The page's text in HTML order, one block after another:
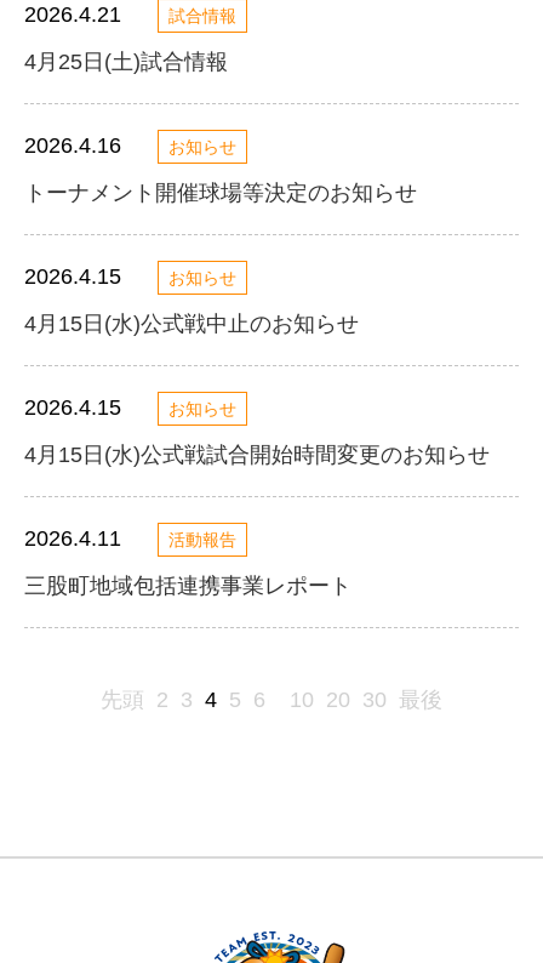
2026.4.21 試合情報
4月25日(土)試合情報
2026.4.16 お知らせ
トーナメント開催球場等決定のお知らせ
2026.4.15 お知らせ
4月15日(水)公式戦中止のお知らせ
2026.4.15 お知らせ
4月15日(水)公式戦試合開始時間変更のお知らせ
2026.4.11 活動報告
三股町地域包括連携事業レポート
先頭 2 3 4 5 6 10 20 30 最後